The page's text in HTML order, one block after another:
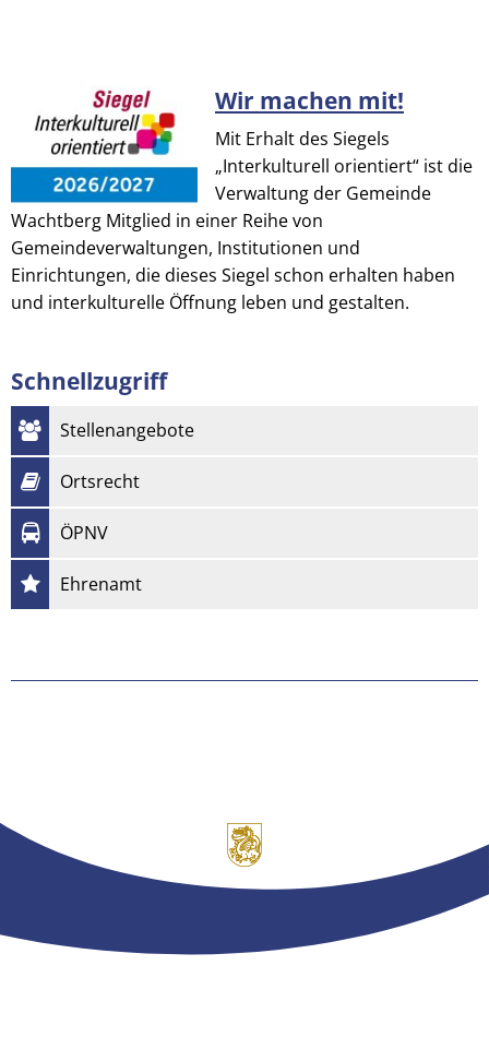
Wir machen mit!
Mit Erhalt des Siegels
„Interkulturell orientiert“ ist die
Verwaltung der Gemeinde
Wachtberg Mitglied in einer Reihe von
Gemeindeverwaltungen, Institutionen und
Einrichtungen, die dieses Siegel schon erhalten haben
und interkulturelle Öffnung leben und gestalten.
Schnellzugriff
Stellenangebote
Ortsrecht
ÖPNV
Ehrenamt